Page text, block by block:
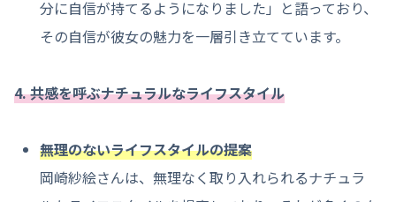
分に自信が持てるようになりました」と語っており、
その自信が彼女の魅力を一層引き立てています。
4. 共感を呼ぶナチュラルなライフスタイル
無理のないライフスタイルの提案
岡崎紗絵さんは、無理なく取り入れられるナチュラ